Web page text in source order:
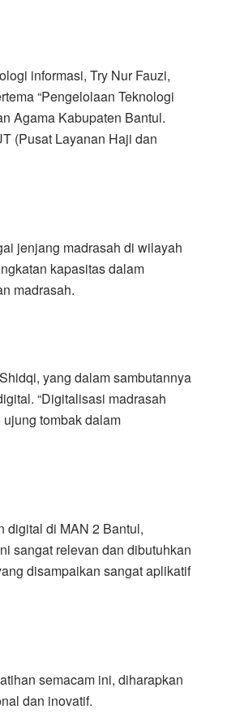
informasi, Try Nur Fauzi,
“Pengelolaan Teknologi
Agama Kabupaten Bantul.
(Pusat Layanan Haji dan
jenjang madrasah di wilayah
kapasitas dalam
madrasah.
yang dalam sambutannya
“Digitalisasi madrasah
tombak dalam
digital di MAN 2 Bantul,
sangat relevan dan dibutuhkan
disampaikan sangat aplikatif
semacam ini, diharapkan
dan inovatif.